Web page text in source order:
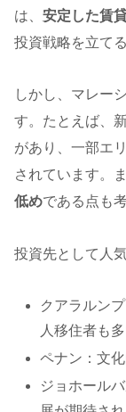
は、 安定した賃
投資戦略を立て
しかし、マレー
す。たとえば、
があり、一部エ
されています。
低めである点も
投資先として人
クアラルン
人移住者も
ペナン：文
ジョホール